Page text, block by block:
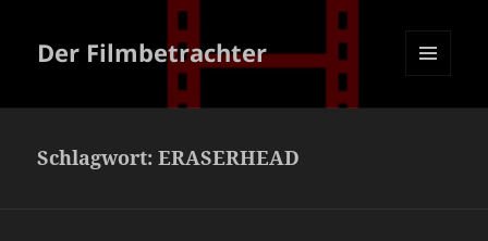
Der Filmbetrachter
Schlagwort:ERASERHEAD